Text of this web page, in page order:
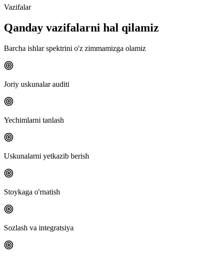
Vazifalar
Qanday vazifalarni hal qilamiz
Barcha ishlar spektrini o'z zimmamizga olamiz
Joriy uskunalar auditi
Yechimlarni tanlash
Uskunalarni yetkazib berish
Stoykaga o'rnatish
Sozlash va integratsiya